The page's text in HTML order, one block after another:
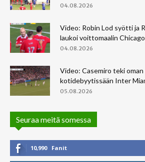
04.08.2026
Video: Robin Lod syötti ja
laukoi voittomaalin
04.08.2026
Video: Casemiro teki oman
kotidebyytissään Inter
05.08.2026
Seuraa meitä somessa
10,990 Fanit